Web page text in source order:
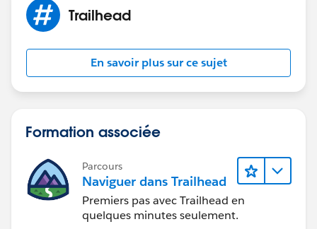
Trailhead
En savoir plus sur ce sujet
Formation associée
Parcours
Naviguer dans Trailhead
Premiers pas avec Trailhead en
quelques minutes seulement.